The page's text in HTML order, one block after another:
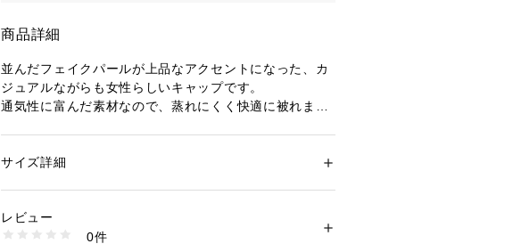
商品詳細
並んだフェイクパールが上品なアクセントになった、カ
ジュアルながらも女性らしいキャップです。
通気性に富んだ素材なので、蒸れにくく快適に被れま
普段のスタイルを大人可愛く格上げしてくれるアイテム
※照明の関係により、実際よりも色味が違って見える場
性別：レディース
生産国：中国製
1603800004479
サイズ詳細
レビュー
0件